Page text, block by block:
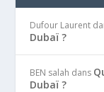
Dufour Laurent
Dubaï ?
BEN salah dans
Dubaï ?